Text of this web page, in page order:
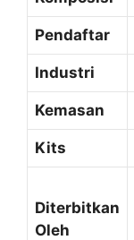
Pendaftar
Industri
Kemasan
Kits
Diterbitkan
Oleh